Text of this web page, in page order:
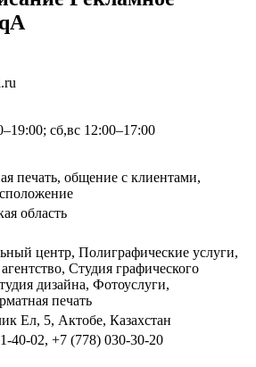
сб,вс 12:00–17:00
печать, общение с клиентами,
область
центр, Полиграфические услуги,
Студия графического
дизайна, Фотоуслуги,
печать
Ел, 5, Актобе, Казахстан
40-02, +7 (778) 030-30-20